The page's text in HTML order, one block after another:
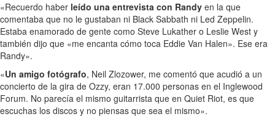
«Recuerdo haber leído una entrevista con Randy en la que
comentaba que no le gustaban ni Black Sabbath ni Led Zeppelin.
Estaba enamorado de gente como Steve Lukather o Leslie West y
también dijo que «me encanta cómo toca Eddie Van Halen». Ese era
Randy».
«Un amigo fotógrafo, Neil Zlozower, me comentó que acudió a un
concierto de la gira de Ozzy, eran 17.000 personas en el Inglewood
Forum. No parecía el mismo guitarrista que en Quiet Riot, es que
escuchas los discos y no piensas que sea el mismo».